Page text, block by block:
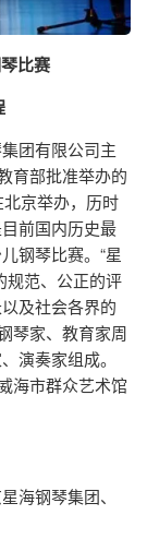
比赛
团有限公司主
育部批准举办的
京举办，历时
前国内历史最
钢琴比赛。“星
规范、公正的评
及社会各界的
琴家、教育家周
演奏家组成。
海市群众艺术馆
海钢琴集团、